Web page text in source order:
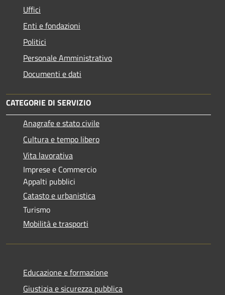
Uffici
Enti e fondazioni
Politici
Personale Amministrativo
Documenti e dati
CATEGORIE DI SERVIZIO
Anagrafe e stato civile
Cultura e tempo libero
Vita lavorativa
Imprese e Commercio
Appalti pubblici
Catasto e urbanistica
Turismo
Mobilità e trasporti
Educazione e formazione
Giustizia e sicurezza pubblica